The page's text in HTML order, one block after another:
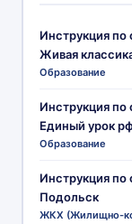
Инструкция
Живая
Образование
Инструкция
Единый урок
Образование
Инструкция
Подольск
ЖКХ (Жилищно-